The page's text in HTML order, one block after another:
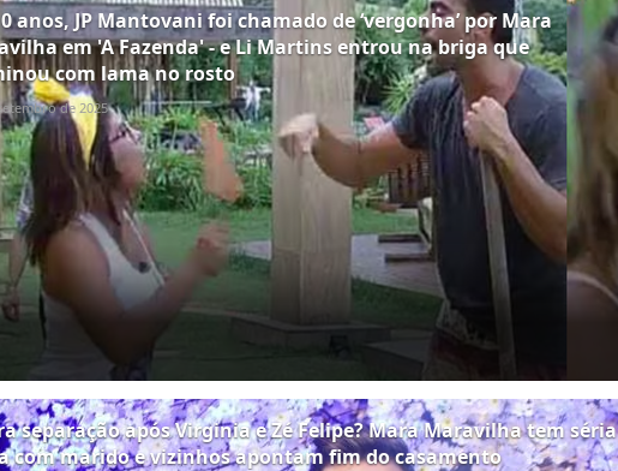
anos, JP Mantovani foi chamado de ‘vergonha’ por Mara
em 'A Fazenda' - e Li Martins entrou na briga que
com lama no rosto
setembro de 2025
separação após Virginia e Zé Felipe? Mara Maravilha tem séria
com marido e vizinhos apontam fim do casamento